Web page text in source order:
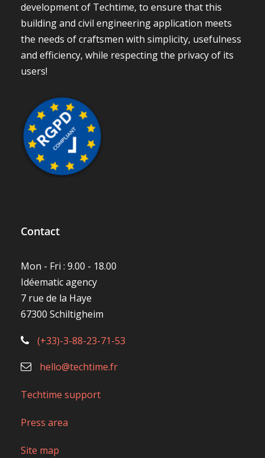
development of Techtime, to ensure that this
building and civil engineering application meets
the needs of craftsmen with simplicity, usefulness
and efficiency, while respecting the privacy of its
users!
Contact
Mon - Fri : 9.00 - 18.00
Idéematic agency
7 rue de la Haye
67300 Schiltigheim
(+33)-3-88-23-71-53
hello@techtime.fr
Techtime support
Press area
Site map